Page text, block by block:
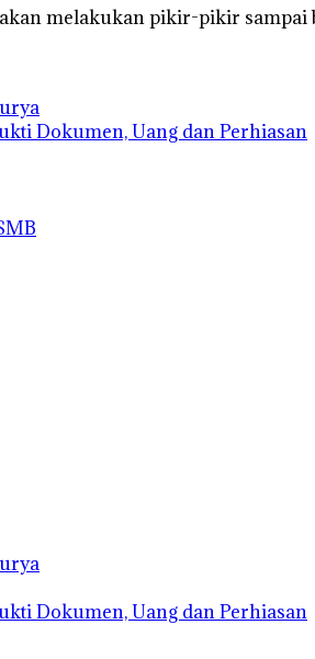
melakukan pikir-pikir sampai
Dokumen, Uang dan Perhiasan
Dokumen, Uang dan Perhiasan